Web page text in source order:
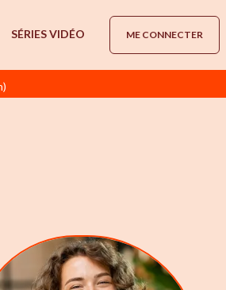
SÉRIES VIDÉO ME CONNECTER